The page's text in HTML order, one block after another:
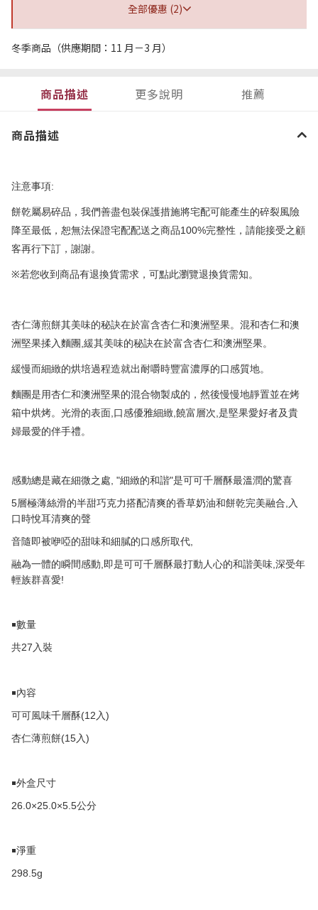
全部優惠 (2)
冬季商品（供應期間：11 月－3 月）
商品描述 更多說明 推薦
商品描述
注意事項:
餅乾屬易碎品，我們善盡包裝保護措施將宅配可能產生的碎裂風險
降至最低，恕無法保證宅配配送之商品100%完整性，請能接受之顧
客再行下訂，謝謝。
※若您收到商品有退換貨需求，可點此瀏覽退換貨需知。
杏仁薄煎餅其美味的秘訣在於富含杏仁和澳洲堅果。混和杏仁和澳
洲堅果揉入麵團 緩其美味的秘訣在於富含杏仁和澳洲堅果。
緩慢而細緻的烘培過程造就出耐嚼時豐富濃厚的口感質地。
麵團是用杏仁和澳洲堅果的混合物製成的，然後慢慢地靜置並在烤
箱中烘烤。光滑的表面 口感優雅細緻 饒富層次 是堅果愛好者及貴
婦最愛的伴手禮。
感動總是藏在細微之處 , "細緻的和諧"是可可千層酥最溫潤的驚喜
5層極薄絲滑的半甜巧克力搭配清爽的香草奶油和餅乾完美融合 入
口時悅耳清爽的聲
音隨即被咿啞的甜味和細膩的口感所取代
融為一體的瞬間感動 即是可可千層酥最打動人心的和諧美味 深受年
輕族群喜愛!
￭數量
共27 入裝
￭內容
可可風味千層酥(12 入 )
杏仁薄煎餅(15 入 )
￭外盒尺寸
26.0×25.0×5.5公分
￭淨重
298.5g